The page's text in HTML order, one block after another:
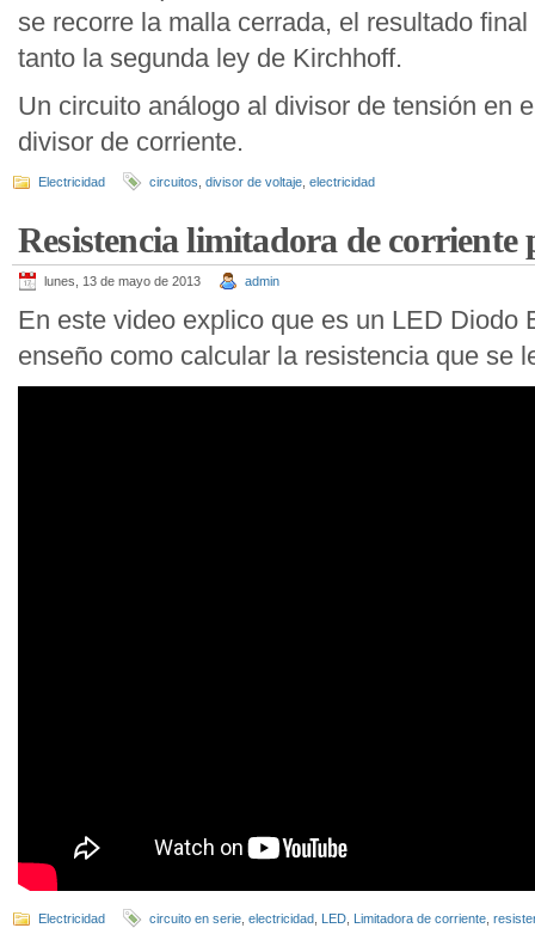
se recorre la malla cerrada, el resultado
tanto la segunda ley de Kirchhoff.
Un circuito análogo al divisor de tensión en
divisor de corriente.
Electricidad circuitos divisor de voltaje electricidad
Resistencia limitadora de
lunes, 13 de mayo de 2013 admin
En este video explico que es un LED Diodo
enseño como calcular la resistencia que se
Electricidad circuito en serie electricidad LED Limitadora de corriente